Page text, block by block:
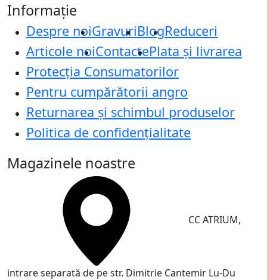
Informație
Despre noiGravuriBlogReduceri
Articole noiContactePlata și livrarea
Protecţia Consumatorilor
Pentru cumpărătorii angro
Returnarea și schimbul produselor
Politica de confidențialitate
Magazinele noastre
CC ATRIUM,
intrare separată de pe str. Dimitrie Cantemir Lu-Du